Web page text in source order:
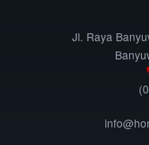
Jl. Raya